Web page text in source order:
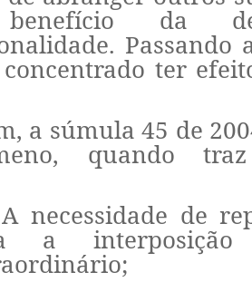
da
Passando
ter
a súmula 45 de
quando
A necessidade de
a